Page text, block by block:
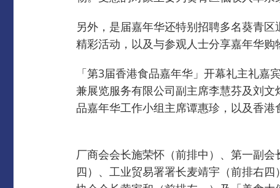
另外，是届嘉年华还特别招聘多名葵青
精彩活动，以及与参观人士分享嘉年华购
「第3届香港食品嘉年华」开幕礼主礼
兼展览服务有限公司副主席李慧芬及刘
品嘉年华工作小组主席谭惠珍，以及香港
厂商会会长施荣怀（前排中）、第一副
四）、工业贸易署署长麦靖宇（前排右